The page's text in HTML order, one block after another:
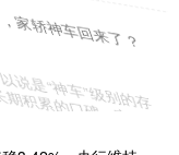
债87个月定开债基金
87个月定期开放债券型
年度的第